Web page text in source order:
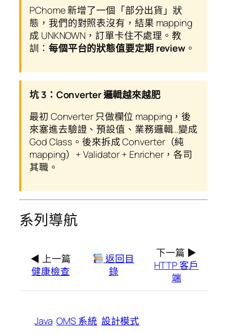
PChome 新增了一個「部分出貨」狀
態，我們的對照表沒有，結果 mapping
成 UNKNOWN，訂單卡住不處理。教
訓： 每個平台的狀態值要定期 review 。
坑 3：Converter 邏輯越來越肥
最初 Converter 只做欄位 mapping，後
來塞進去驗證、預設值、業務邏輯…變成
God Class。後來拆成 Converter（純
mapping）+ Validator + Enricher，各司
其職。
系列導航
◀ 上一篇
健康檢查
返回目
錄
下一篇 ▶
HTTP 客戶
端
Java OMS 系統 設計模式